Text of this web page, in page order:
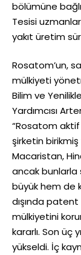
bölümüne
Tesisi
yakıt üretim
Rosatom’un,
mülkiyeti
Bilim ve
Yardımcısı
“Rosatom aktif
şirketin birikmiş
Macaristan,
ancak bunlarla
büyük hem de
dışında patent
mülkiyetini
kararlı. Son üç
yükseldi. İç